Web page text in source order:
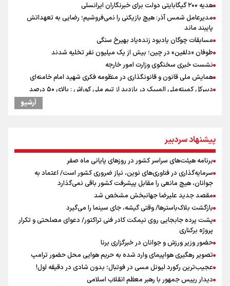
هدیه ۲۰۰ گیگابایتی دولت برای خبرنگاران ایرانسلی
مدیرعامل شمس آذر: هیچ بازیکنی را نمی‌فروشیم؛ رضایی به تعهداتش
پایبند ماند
مسابقات چوگان یادبود زنده‌یاد بهیرخ سنگی
طوفان «دلفین» در چین؛ بیش از یک میلیون نفر تخلیه شدند
نشست خبری سخنگوی وزارت امور خارجه
همایش ملی قانون و قانونگذاری در منظومه فکری شهید امام خامنه‌ای
دبیرکل کمیته‌ملی المپیک در بازدید از تیم ملی کوراش : بالای ۵۰ درصد
تصاویر ثبت شده از پلنگ ایرانی در سالوک
بهزاد نبوی: همه باید از تفاهم نامه دفاع کنیم
پزشکیان: قدردان مردمی هستم که ۱۶۰ روز، شب و روز در خیابان ایستادند
آرشیو
پیشنهاد سردبیر
برنامه هیئت‌های سراسر کشور در روزهای پایانی ماه صفر
سرمایه‌گذاری در فناوری‌های نوین، نیاز ضروری کشور است/ اعتماد به
جوانان، هیچ مانعی را مقابل پیشرفت کشور باقی نمی‌گذارد
مقصد جدید علیرضا جهانبخش مشخص شد
بازگشت بلاک‌باسترها/ وقتی گیشه، جای سینما را می‌گیرد
پشت پرده جابجایی روی نیمکت کادر فنی تراکتور/ دعوای مصلحتی و تکرار
پروژه برکناری
حضور وزیر ورزش و جوانان در خبرگزاری برنا
تصویر رهگیری هواپیمای وارد شده به حریم هوایی محل حضور ترامپ
عجیب‌ترین رکورد لیونل مسی در فوتبال؛ بدون شادی در دقیقه اول!
دیدار رییس جمهور با رهبر معظم انقلاب اسلامی